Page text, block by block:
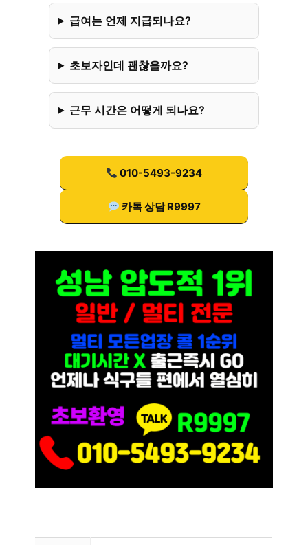
급여는 언제 지급되나요?
초보자인데 괜찮을까요?
근무 시간은 어떻게 되나요?
010-5493-9234
카톡 상담 R9997